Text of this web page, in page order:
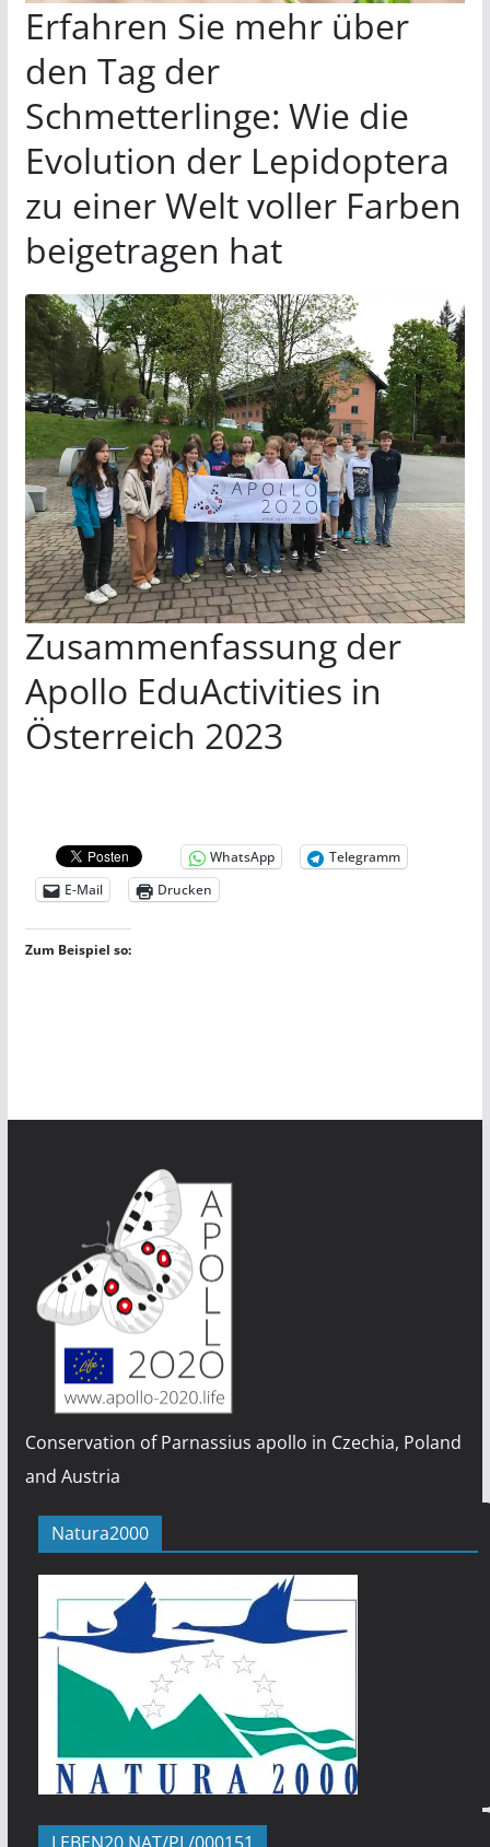
Erfahren Sie mehr über
den Tag der
Schmetterlinge: Wie die
Evolution der Lepidoptera
zu einer Welt voller Farben
beigetragen hat
Zusammenfassung der
Apollo EduActivities in
Österreich 2023
WhatsApp
Telegramm
E-Mail
Drucken
Zum Beispiel so:
Conservation of Parnassius apollo in Czechia, Poland
and Austria
Natura2000